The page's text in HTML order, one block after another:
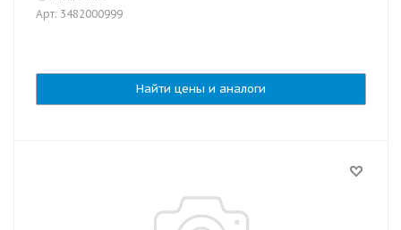
Арт: 3482000999
Найти цены и аналоги